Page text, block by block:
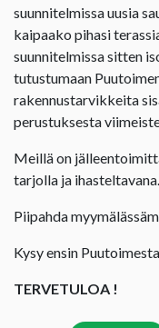
suunnitelmissa uusia
kaipaako pihasi
suunnitelmissa sitten
tutustumaan
rakennustarvikkeita
perustuksesta
Meillä on
tarjolla ja ihasteltavana.
Piipahda
Kysy ensin
TERVETULOA !